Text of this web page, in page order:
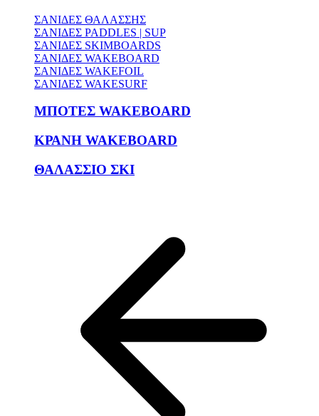
ΣΑΝΙΔΕΣ ΘΑΛΑΣΣΗΣ
ΣΑΝΙΔΕΣ PADDLES | SUP
ΣΑΝΙΔΕΣ SKIMBOARDS
ΣΑΝΙΔΕΣ WAKEBOARD
ΣΑΝΙΔΕΣ WAKEFOIL
ΣΑΝΙΔΕΣ WAKESURF
ΜΠΟΤΕΣ WAKEBOARD
ΚΡΑΝΗ WAKEBOARD
ΘΑΛΑΣΣΙΟ ΣΚΙ